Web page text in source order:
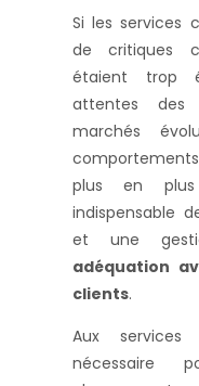
Si les services
de critiques
étaient trop
attentes des
marchés
plus en
indispensable
et une
adéquation
clients.
Aux services
nécessaire